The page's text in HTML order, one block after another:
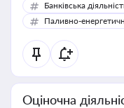
Банківська
Паливно-
Оціночна